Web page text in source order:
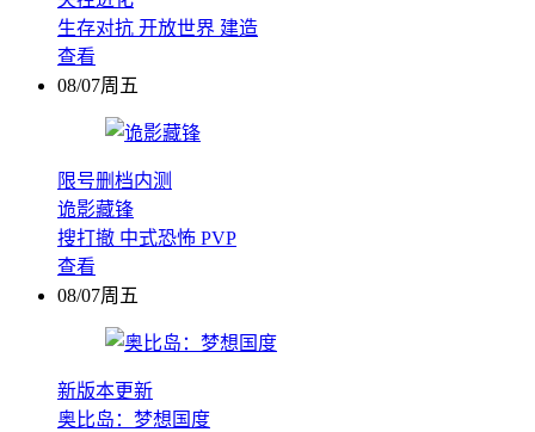
生存对抗 开放世界 建造
查看
08/07周五
限号删档内测
诡影藏锋
搜打撤 中式恐怖 PVP
查看
08/07周五
新版本更新
奥比岛：梦想国度